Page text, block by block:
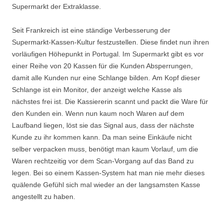
Supermarkt der Extraklasse.
Seit Frankreich ist eine ständige Verbesserung der
Supermarkt-Kassen-Kultur festzustellen. Diese findet nun ihren
vorläufigen Höhepunkt in Portugal. Im Supermarkt gibt es vor
einer Reihe von 20 Kassen für die Kunden Absperrungen,
damit alle Kunden nur eine Schlange bilden. Am Kopf dieser
Schlange ist ein Monitor, der anzeigt welche Kasse als
nächstes frei ist. Die Kassiererin scannt und packt die Ware für
den Kunden ein. Wenn nun kaum noch Waren auf dem
Laufband liegen, löst sie das Signal aus, dass der nächste
Kunde zu ihr kommen kann. Da man seine Einkäufe nicht
selber verpacken muss, benötigt man kaum Vorlauf, um die
Waren rechtzeitig vor dem Scan-Vorgang auf das Band zu
legen. Bei so einem Kassen-System hat man nie mehr dieses
quälende Gefühl sich mal wieder an der langsamsten Kasse
angestellt zu haben.